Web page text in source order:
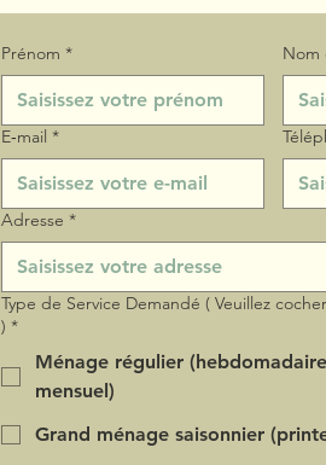
Prénom * Nom
E‑mail *
Adresse *
Type de Service Demandé ( Veuillez
) *
Ménage régulier
mensuel)
Grand ménage saisonnier